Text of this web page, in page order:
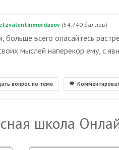
(54,740 баллов)
больше всего опасайтесь
мыслей наперекор ему, с
вопрос по теме
школа